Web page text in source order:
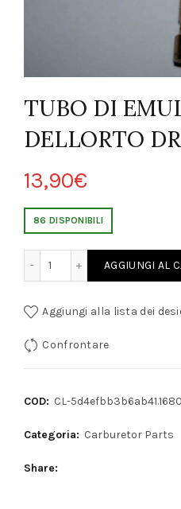
TUBO DI
DELLORTO
13,90€
86 DISPONIBILI
AGGIUNGI AL
Aggiungi alla lista dei
Confrontare
COD: CL-
Categoria: Carburetor Parts
Share